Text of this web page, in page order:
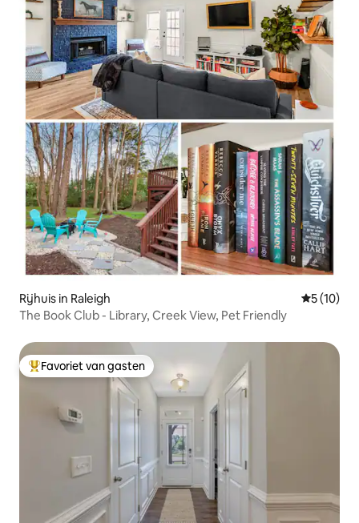
Rijhuis in Raleigh
5 (10)
The Book Club - Library, Creek View, Pet Friendly
Topfavoriet van gasten
Favoriet van gasten